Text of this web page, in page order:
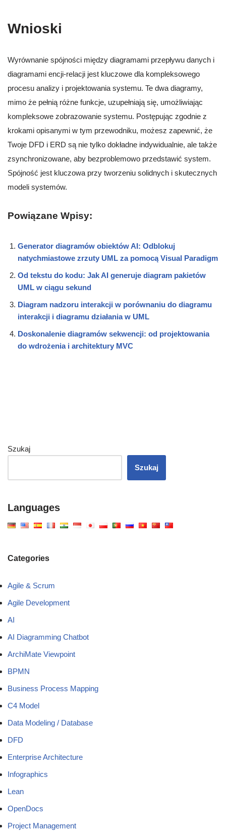
Wnioski
Wyrównanie spójności między diagramami przepływu danych i
diagramami encji-relacji jest kluczowe dla kompleksowego
procesu analizy i projektowania systemu. Te dwa diagramy,
mimo że pełnią różne funkcje, uzupełniają się, umożliwiając
kompleksowe zobrazowanie systemu. Postępując zgodnie z
krokami opisanymi w tym przewodniku, możesz zapewnić, że
Twoje DFD i ERD są nie tylko dokładne indywidualnie, ale także
zsynchronizowane, aby bezproblemowo przedstawić system.
Spójność jest kluczowa przy tworzeniu solidnych i skutecznych
modeli systemów.
Powiązane Wpisy:
Generator diagramów obiektów AI: Odblokuj
natychmiastowe zrzuty UML za pomocą Visual Paradigm
Od tekstu do kodu: Jak AI generuje diagram pakietów
UML w ciągu sekund
Diagram nadzoru interakcji w porównaniu do diagramu
interakcji i diagramu działania w UML
Doskonalenie diagramów sekwencji: od projektowania
do wdrożenia i architektury MVC
Szukaj
Szukaj
Languages
Categories
Agile & Scrum
Agile Development
AI
AI Diagramming Chatbot
ArchiMate Viewpoint
BPMN
Business Process Mapping
C4 Model
Data Modeling / Database
DFD
Enterprise Architecture
Infographics
Lean
OpenDocs
Project Management